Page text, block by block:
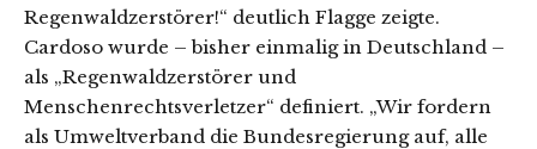
Regenwaldzerstörer!“ deutlich Flagge zeigte.
Cardoso wurde – bisher einmalig in Deutschland –
als „Regenwaldzerstörer und
Menschenrechtsverletzer“ definiert. „Wir fordern
als Umweltverband die Bundesregierung auf, alle